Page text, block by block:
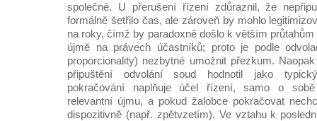
společně. U přerušení řízení zdůraznil, že
formálně šetřilo čas, ale zároveň by mohlo
na roky, čímž by paradoxně došlo k větším
újmě na právech účastníků; proto je podle
proporcionality) nezbytné umožnit přezkum.
připuštění odvolání soud hodnotil jako
pokračování naplňuje účel řízení, samo o
relevantní újmu, a pokud žalobce pokračovat
dispozitivně (např. zpětvzetím). Ve vztahu k